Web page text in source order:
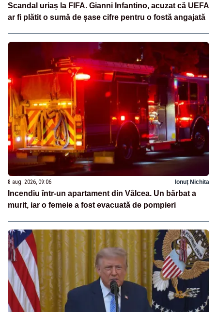
Scandal uriaș la FIFA. Gianni Infantino, acuzat că UEFA
ar fi plătit o sumă de șase cifre pentru o fostă angajată
8 aug. 2026, 09:06 Ionuț Nichita
Incendiu într-un apartament din Vâlcea. Un bărbat a
murit, iar o femeie a fost evacuată de pompieri